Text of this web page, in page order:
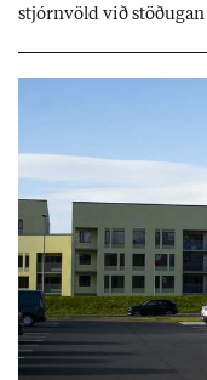
stjórn­völd við stöð­ug­an